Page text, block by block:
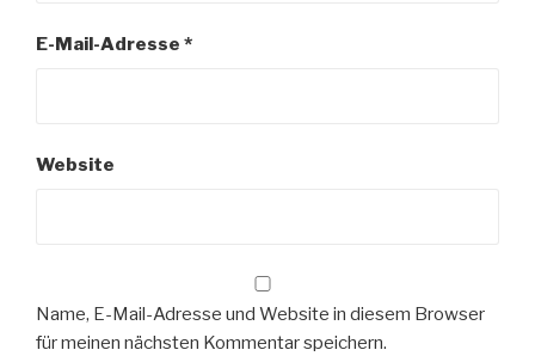
E-Mail-Adresse *
Website
Name, E-Mail-Adresse und Website in diesem Browser
für meinen nächsten Kommentar speichern.